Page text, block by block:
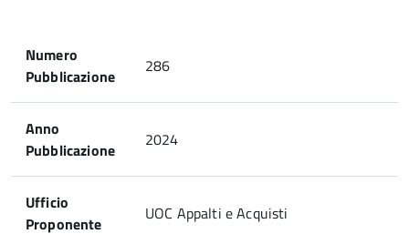
Numero
Pubblicazione
286
Anno
Pubblicazione
2024
Ufficio
Proponente
UOC Appalti e Acquisti